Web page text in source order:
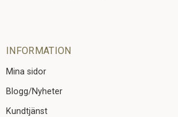
INFORMATION
Mina sidor
Blogg/Nyheter
Kundtjänst